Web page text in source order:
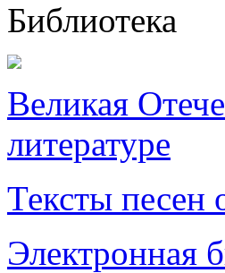
Библиотека
Великая
литературе
Тексты песен
Электронная